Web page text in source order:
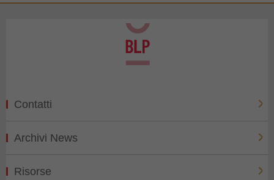
Contatti
Archivi News
Risorse